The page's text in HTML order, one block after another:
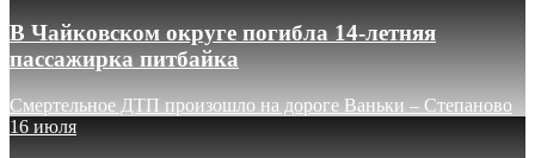
В Чайковском округе погибла 14-летняя
пассажирка питбайка
Смертельное ДТП произошло на дороге Ваньки – Степаново
16 июля